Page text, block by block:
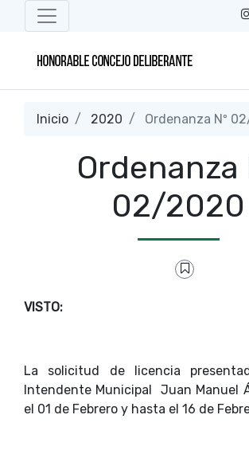
Inicio 2020 Ordenanza Nº
Ordenanza
02/2020
VISTO:
La solicitud de licencia
Intendente Municipal Juan Manuel
el 01 de Febrero y hasta el 16 de